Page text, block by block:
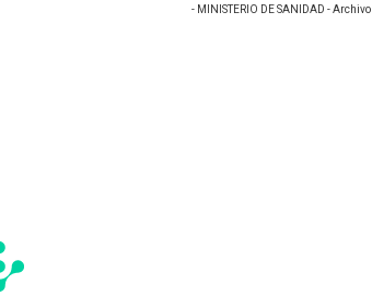
- MINISTERIO DE SANIDAD - Archivo